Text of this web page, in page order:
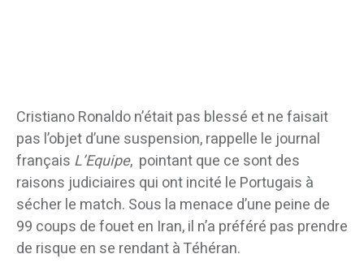
Cristiano Ronaldo n’était pas blessé et ne faisait
pas l’objet d’une suspension, rappelle le journal
français L’Equipe, pointant que ce sont des
raisons judiciaires qui ont incité le Portugais à
sécher le match. Sous la menace d’une peine de
99 coups de fouet en Iran, il n’a préféré pas prendre
de risque en se rendant à Téhéran.